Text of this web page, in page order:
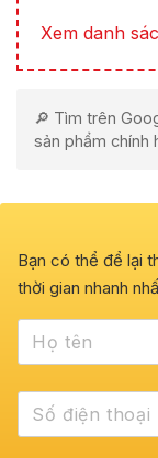
Xem danh
🔎 Tìm trên
sản phẩm chính
Bạn có thể để lại
thời gian nhanh